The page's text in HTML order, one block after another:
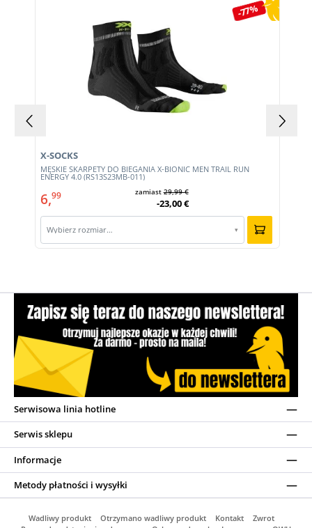
-77%
MĘSKIE SKARPETY DO BIEGANIA X-BIONIC MEN TRAIL RUN
ENERGY 4.0 (RS13S23MB-011)
X-SOCKS
6,99 zamiast29,99 €
-23,00 €
Wybierz rozmiar… ▾
Serwisowa linia hotline
Serwis sklepu
Informacje
Metody płatności i wysyłki
Wadliwy produkt Otrzymano wadliwy produkt Kontakt
Zwrot